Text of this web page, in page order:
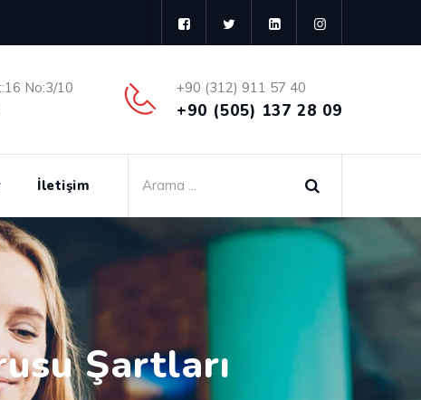
No:3/10 +90 (312) 911 57 40
+90 (505) 137 28 09
İletişim
Şartları